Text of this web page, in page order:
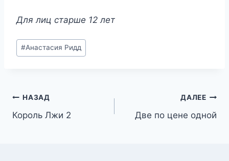
Для лиц старше 12 лет
Метки
записи:
#Анастасия Ридд
Навигация
по
НАЗАД
Король Лжи 2
ДАЛЕЕ
Две по цене одной